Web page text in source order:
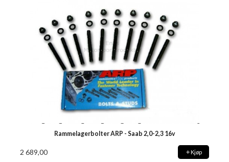
Rammelagerbolter ARP - Saab 2,0-2,3 16v
2 689,00 Kjøp